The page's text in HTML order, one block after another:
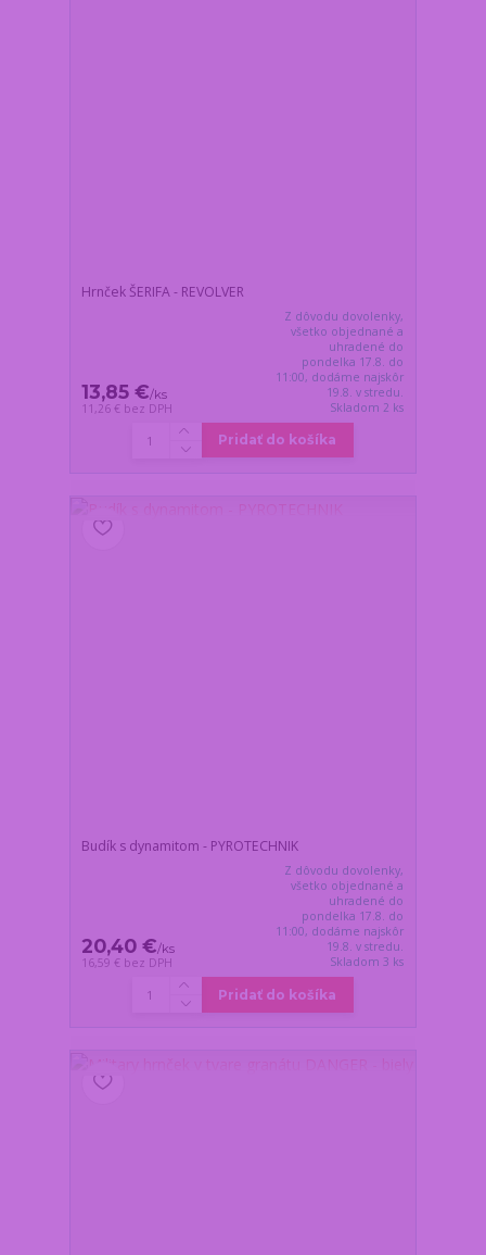
Hrnček ŠERIFA - REVOLVER
13,85 €/ks
11,26 € bez DPH
Z dôvodu dovolenky,
všetko objednané a
uhradené do
pondelka 17.8. do
11:00, dodáme najskôr
19.8. v stredu.
Skladom 2 ks
Pridať do košíka
Budík s dynamitom - PYROTECHNIK
20,40 €/ks
16,59 € bez DPH
Z dôvodu dovolenky,
všetko objednané a
uhradené do
pondelka 17.8. do
11:00, dodáme najskôr
19.8. v stredu.
Skladom 3 ks
Pridať do košíka